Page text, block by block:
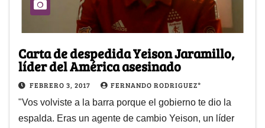
Carta de despedida Yeison Jaramillo,
líder del América asesinado
FEBRERO 3, 2017 FERNANDO RODRIGUEZ*
"Vos volviste a la barra porque el gobierno te dio la
espalda. Eras un agente de cambio Yeison, un líder